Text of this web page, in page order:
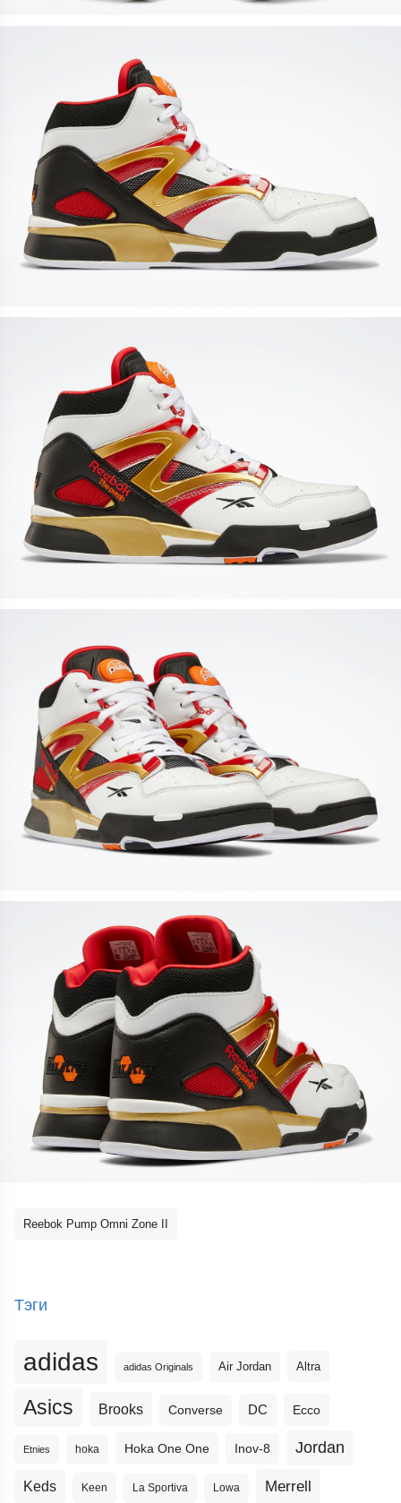
Reebok Pump Omni Zone II
Тэги
adidas adidas Originals Air Jordan Altra
Asics Brooks Converse DC Ecco
Etnies hoka Hoka One One Inov-8 Jordan
Keds Keen La Sportiva Lowa Merrell